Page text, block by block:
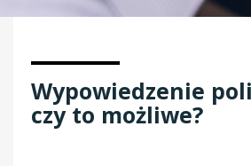
KONTAKT
Wypowiedzenie
czy to możliwe?